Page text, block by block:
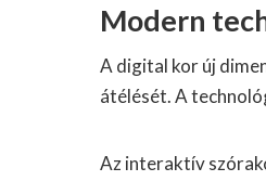
Modern
A digital kor új
átélését. A
Az interaktív